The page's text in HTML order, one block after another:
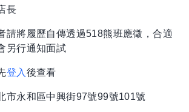
長
請將履歷自傳透過518熊班應徵，合適
另行通知面試
登入 後查看
市永和區中興街97號99號101號